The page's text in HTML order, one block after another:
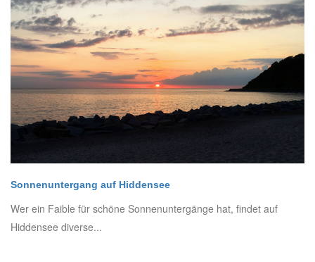
Sonnenuntergang auf Hiddensee
Wer ein Faible für schöne Sonnenuntergänge hat, findet auf
Hiddensee diverse...